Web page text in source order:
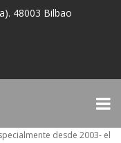
48003 Bilbao
desde 2003- el